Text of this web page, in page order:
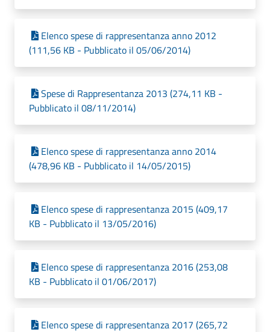
Elenco spese di rappresentanza anno 2012
(111,56 KB - Pubblicato il 05/06/2014)
Spese di Rappresentanza 2013 (274,11 KB -
Pubblicato il 08/11/2014)
Elenco spese di rappresentanza anno 2014
(478,96 KB - Pubblicato il 14/05/2015)
Elenco spese di rappresentanza 2015 (409,17
KB - Pubblicato il 13/05/2016)
Elenco spese di rappresentanza 2016 (253,08
KB - Pubblicato il 01/06/2017)
Elenco spese di rappresentanza 2017 (265,72